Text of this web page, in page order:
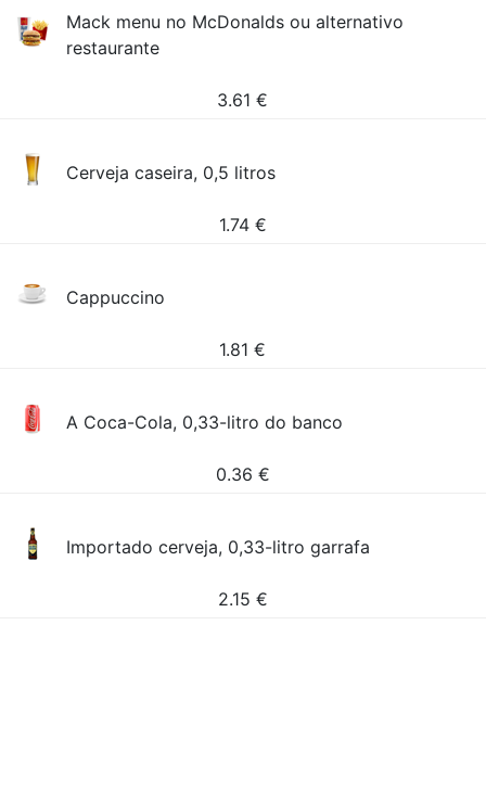
Mack menu no McDonalds ou alternativo
restaurante
3.61 €
Cerveja caseira, 0,5 litros
1.74 €
Cappuccino
1.81 €
A Coca-Cola, 0,33-litro do banco
0.36 €
Importado cerveja, 0,33-litro garrafa
2.15 €